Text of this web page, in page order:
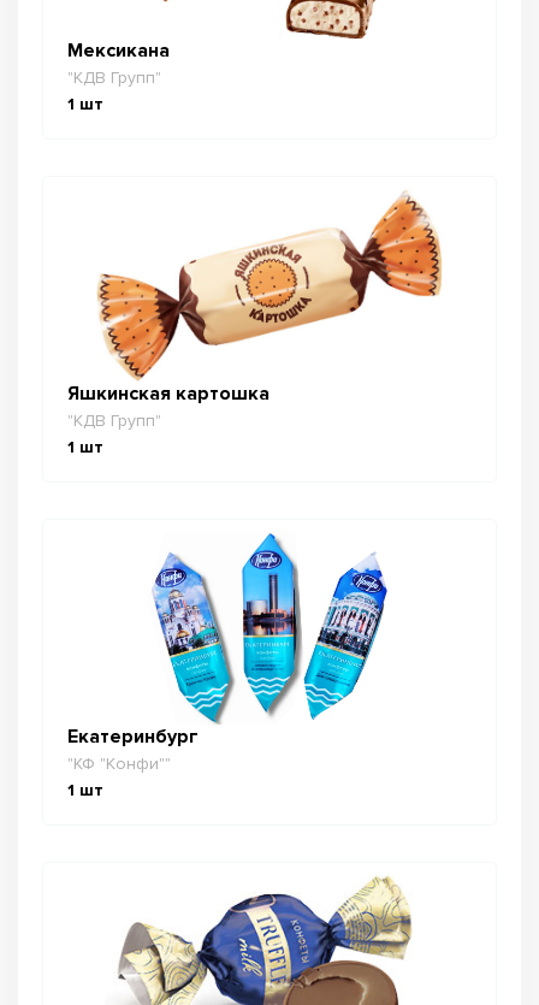
Мексикана
"КДВ Групп"
1 шт
Яшкинская картошка
"КДВ Групп"
1 шт
Екатеринбург
"КФ "Конфи""
1 шт